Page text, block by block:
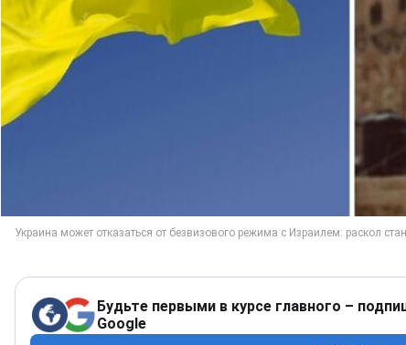
Будьте первыми в курсе главного –
Google